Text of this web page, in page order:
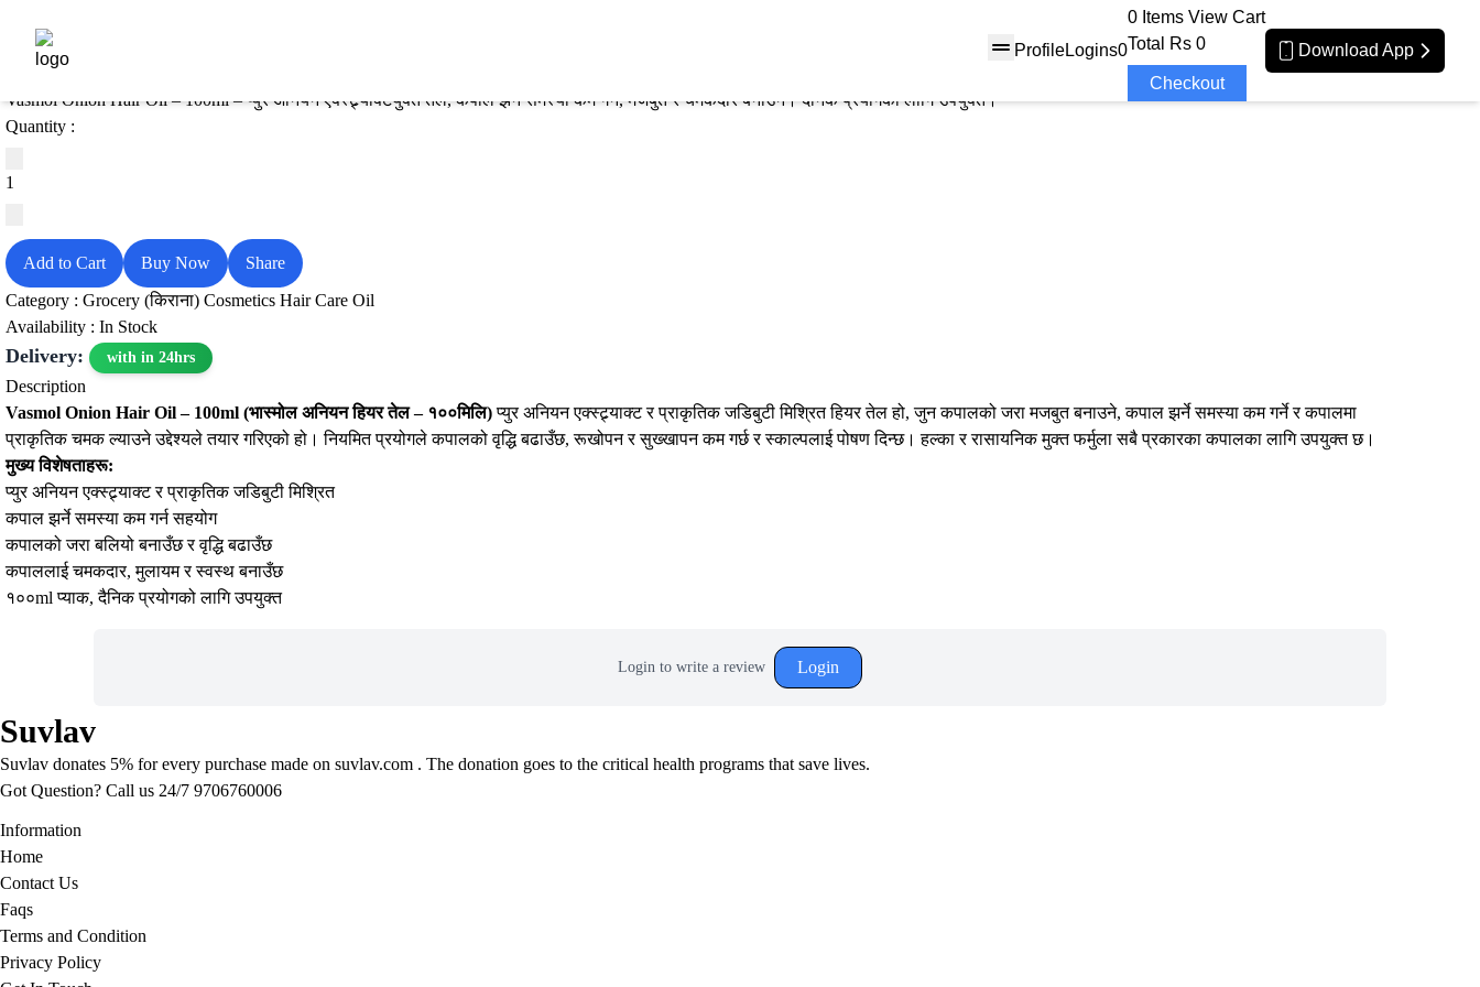
ProfileLogins0
0 Items View Cart
Total
Rs 0
Checkout
Download App
Vasmol Onion Hair Oil – 100ml (भास्मोल अनियन हियर तेल )
Rs 200
Vasmol Onion Hair Oil – 100ml – प्युर अनियन एक्स्ट्र्याक्टयुक्त तेल, कपाल झर्ने समस्या कम गर्ने, मजबुत र चमकदार बनाउने। दैनिक प्रयोगका लागि उपयुक्त।
Quantity :
Add to Cart Buy Now
Share
Category : Grocery (किराना) Cosmetics Hair Care Oil
Availability : In Stock
Delivery: with in 24hrs
Description
Vasmol Onion Hair Oil – 100ml (भास्मोल अनियन हियर तेल – १००मिलि)प्युर अनियन एक्स्ट्र्याक्ट र प्राकृतिक जडिबुटी मिश्रित हियर तेल हो, जुन कपालको जरा मजबुत बनाउने, कपाल झर्ने समस्या कम गर्ने र कपालमा
प्राकृतिक चमक ल्याउने उद्देश्यले तयार गरिएको हो। नियमित प्रयोगले कपालको वृद्धि बढाउँछ, रूखोपन र सुख्खापन कम गर्छ र स्काल्पलाई पोषण दिन्छ। हल्का र रासायनिक मुक्त फर्मुला सबै प्रकारका कपालका लागि उपयुक्त छ।
मुख्य विशेषताहरू:
प्युर अनियन एक्स्ट्र्याक्ट र प्राकृतिक जडिबुटी मिश्रित
कपाल झर्ने समस्या कम गर्न सहयोग
कपालको जरा बलियो बनाउँछ र वृद्धि बढाउँछ
कपाललाई चमकदार, मुलायम र स्वस्थ बनाउँछ
१००ml प्याक, दैनिक प्रयोगको लागि उपयुक्त
Login to write a review Login
Suvlav
Suvlav donates 5% for every purchase made on suvlav.com . The donation goes to the critical health programs that save lives.
Got Question? Call us 24/7 9706760006
Information
Home
Contact Us
Faqs
Terms and Condition
Privacy Policy